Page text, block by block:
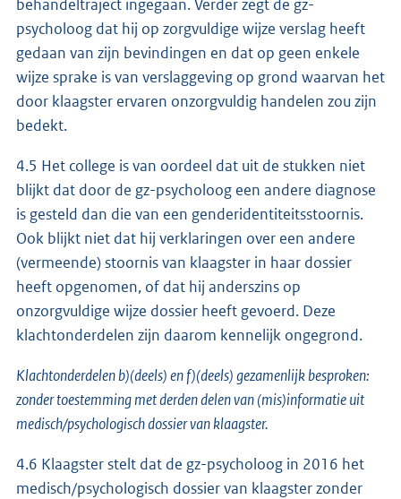
behandeltraject ingegaan. Verder zegt de gz-
psycholoog dat hij op zorgvuldige wijze verslag heeft
gedaan van zijn bevindingen en dat op geen enkele
wijze sprake is van verslaggeving op grond waarvan het
door klaagster ervaren onzorgvuldig handelen zou zijn
bedekt.
4.5 Het college is van oordeel dat uit de stukken niet
blijkt dat door de gz-psycholoog een andere diagnose
is gesteld dan die van een genderidentiteitsstoornis.
Ook blijkt niet dat hij verklaringen over een andere
(vermeende) stoornis van klaagster in haar dossier
heeft opgenomen, of dat hij anderszins op
onzorgvuldige wijze dossier heeft gevoerd. Deze
klachtonderdelen zijn daarom kennelijk ongegrond.
Klachtonderdelen b)(deels) en f)(deels) gezamenlijk besproken:
zonder toestemming met derden delen van (mis)informatie uit
medisch/psychologisch dossier van klaagster.
4.6 Klaagster stelt dat de gz-psycholoog in 2016 het
medisch/psychologisch dossier van klaagster zonder